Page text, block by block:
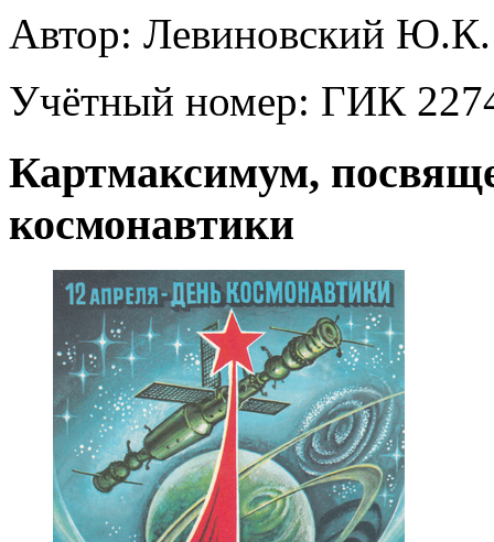
Автор: Левиновский Ю.К.
Учётный номер: ГИК
Картмаксимум,
космонавтики